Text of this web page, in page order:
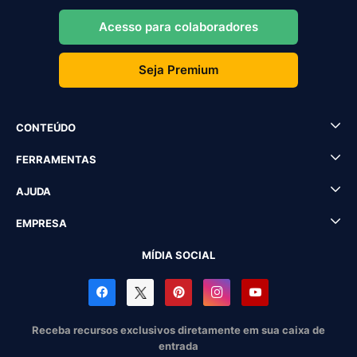
Acesso para colaboradores
Seja Premium
CONTEÚDO
FERRAMENTAS
AJUDA
EMPRESA
MÍDIA SOCIAL
Receba recursos exclusivos diretamente em sua caixa de
entrada